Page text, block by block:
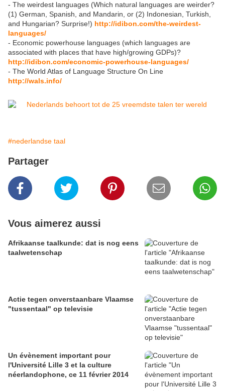
- The weirdest languages (Which natural languages are weirder?
(1) German, Spanish, and Mandarin, or (2) Indonesian, Turkish,
and Hungarian? Surprise!) http://idibon.com/the-weirdest-
languages/
- Economic powerhouse languages (which languages are
associated with places that have high/growing GDPs)?
http://idibon.com/economic-powerhouse-languages/
- The World Atlas of Language Structure On Line
http://wals.info/
#nederlandse taal
Partager
Vous aimerez aussi
Afrikaanse taalkunde: dat is nog eens
taalwetenschap
Actie tegen onverstaanbare Vlaamse
"tussentaal" op televisie
Un évènement important pour
l'Université Lille 3 et la culture
néerlandophone, ce 11 février 2014